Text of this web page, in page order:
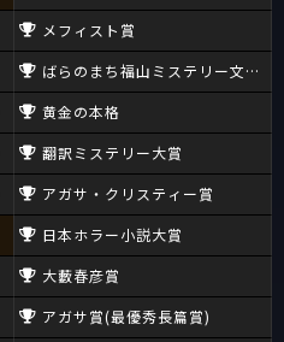
メフィスト賞
ばらのまち福山ミステリー文学新
黄金の本格
翻訳ミステリー大賞
アガサ・クリスティー賞
日本ホラー小説大賞
大藪春彦賞
アガサ賞(最優秀長篇賞)